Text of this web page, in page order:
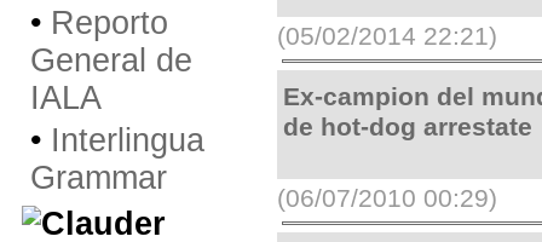
• Reporto
General de
IALA
• Interlingua
Grammar
(05/02/2014 22:21)
Ex-campion del
de hot-dog arrestate
(06/07/2010 00:29)